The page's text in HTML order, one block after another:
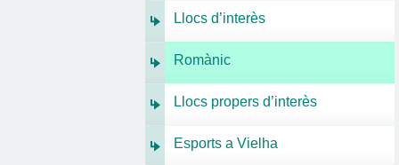
Llocs d’interès
Romànic
Llocs propers d’interès
Esports a Vielha